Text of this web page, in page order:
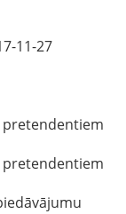
11-27
pretendentiem
pretendentiem